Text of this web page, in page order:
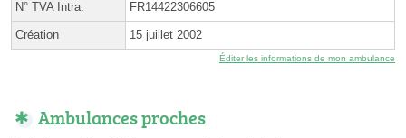
N° TVA Intra. FR14422306605
Création 15 juillet 2002
Éditer les informations de mon ambulance
Ambulances proches